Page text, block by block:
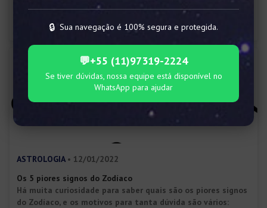
um e-book grátis sobre elas!
#CONSTELAÇÕES #ESTRELAS #SIGNOS DO ZODÍACO
ASTROLOGIA • 12/01/2022
Os 5 piores signos do Zodíaco
Há muita curiosidade para saber quais são os piores signos
do Zodíaco, e os motivos para tanta dúvida são vários:
🔒 Sua navegação é 100% segura e protegida.
💬+55 (11)97319-2224
Se tiver dúvidas, nossa equipe está disponível no
WhatsApp para ajudar